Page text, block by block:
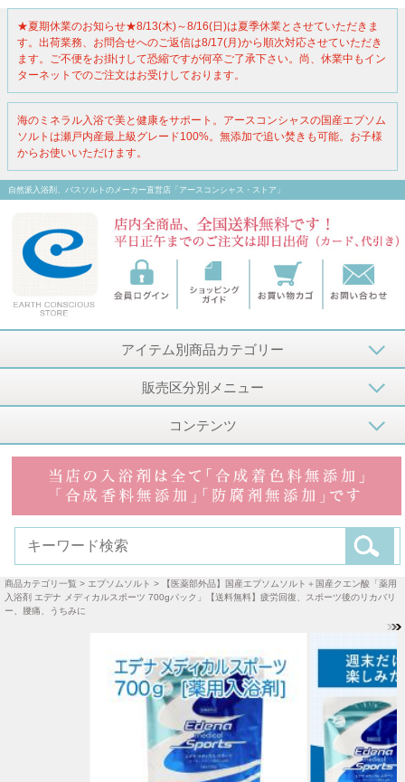
★夏期休業のお知らせ★8/13(木)～8/16(日)は夏季休業とさせていただきま
す。出荷業務、お問合せへのご返信は8/17(月)から順次対応させていただき
ます。ご不便をお掛けして恐縮ですが何卒ご了承下さい。尚、休業中もイン
ターネットでのご注文はお受けしております。
海のミネラル入浴で美と健康をサポート。アースコンシャスの国産エプソム
ソルトは瀬戸内産最上級グレード100%。無添加で追い焚きも可能。お子様
からお使いいただけます。
自然派入浴剤、バスソルトのメーカー直営店「アースコンシャス・ストア」
アイテム別商品カテゴリー
販売区分別メニュー
コンテンツ
商品カテゴリ一覧 > エプソムソルト > 【医薬部外品】国産エプソムソルト＋国産クエン酸「薬用
入浴剤 エデナ メディカルスポーツ 700gパック」【送料無料】疲労回復、スポーツ後のリカバリ
ー、腰痛、うちみに